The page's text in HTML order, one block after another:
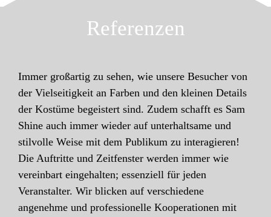
Referenzen
Immer großartig zu sehen, wie unsere Besucher von
der Vielseitigkeit an Farben und den kleinen Details
der Kostüme begeistert sind. Zudem schafft es Sam
Shine auch immer wieder auf unterhaltsame und
stilvolle Weise mit dem Publikum zu interagieren!
Die Auftritte und Zeitfenster werden immer wie
vereinbart eingehalten; essenziell für jeden
Veranstalter. Wir blicken auf verschiedene
angenehme und professionelle Kooperationen mit